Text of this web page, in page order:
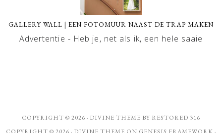
GALLERY WALL | EEN FOTOMUUR NAAST DE TRAP MAKEN
Advertentie - Heb je, net als ik, een hele saaie
COPYRIGHT © 2026 · DIVINE THEME BY RESTORED 316